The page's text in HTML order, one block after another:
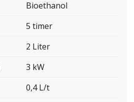
Bioethanol
5 timer
2 Liter
3 kW
0,4 L/t